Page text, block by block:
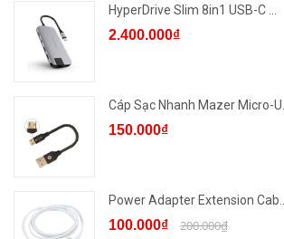
HyperDrive Slim 8in1 USB-C ...
2.400.000₫
Cáp Sạc Nhanh Mazer Micro-U...
150.000₫
Power Adapter Extension Cab...
100.000₫ 200.000₫